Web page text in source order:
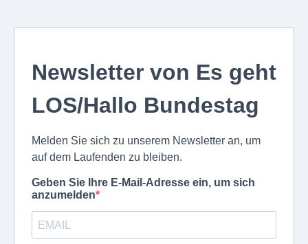
Newsletter von Es geht
LOS/Hallo Bundestag
Melden Sie sich zu unserem Newsletter an, um
auf dem Laufenden zu bleiben.
Geben Sie Ihre E-Mail-Adresse ein, um sich
anzumelden